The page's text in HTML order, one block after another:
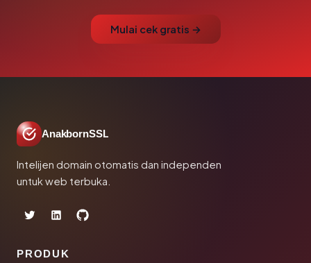
Mulai cek gratis →
AnakbornSSL
Intelijen domain otomatis dan independen
untuk web terbuka.
PRODUK